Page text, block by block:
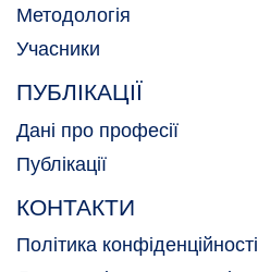
Методологія
Учасники
ПУБЛІКАЦІЇ
Дані про професії
Публікації
КОНТАКТИ
Політика конфіденційності